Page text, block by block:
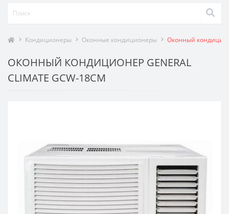
Кондиционеры Оконные кондиционеры Оконный
ОКОННЫЙ КОНДИЦИОНЕР GENERAL
CLIMATE GCW-18CM